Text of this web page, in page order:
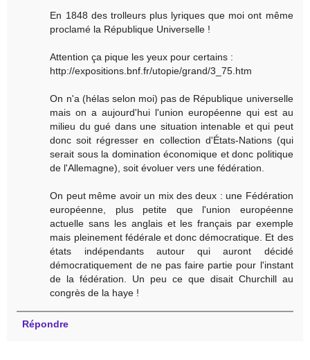
En 1848 des trolleurs plus lyriques que moi ont même
proclamé la République Universelle !
Attention ça pique les yeux pour certains :
http://expositions.bnf.fr/utopie/grand/3_75.htm
On n'a (hélas selon moi) pas de République universelle
mais on a aujourd'hui l'union européenne qui est au
milieu du gué dans une situation intenable et qui peut
donc soit régresser en collection d'États-Nations (qui
serait sous la domination économique et donc politique
de l'Allemagne), soit évoluer vers une fédération.
On peut même avoir un mix des deux : une Fédération
européenne, plus petite que l'union européenne
actuelle sans les anglais et les français par exemple
mais pleinement fédérale et donc démocratique. Et des
états indépendants autour qui auront décidé
démocratiquement de ne pas faire partie pour l'instant
de la fédération. Un peu ce que disait Churchill au
congrès de la haye !
Répondre